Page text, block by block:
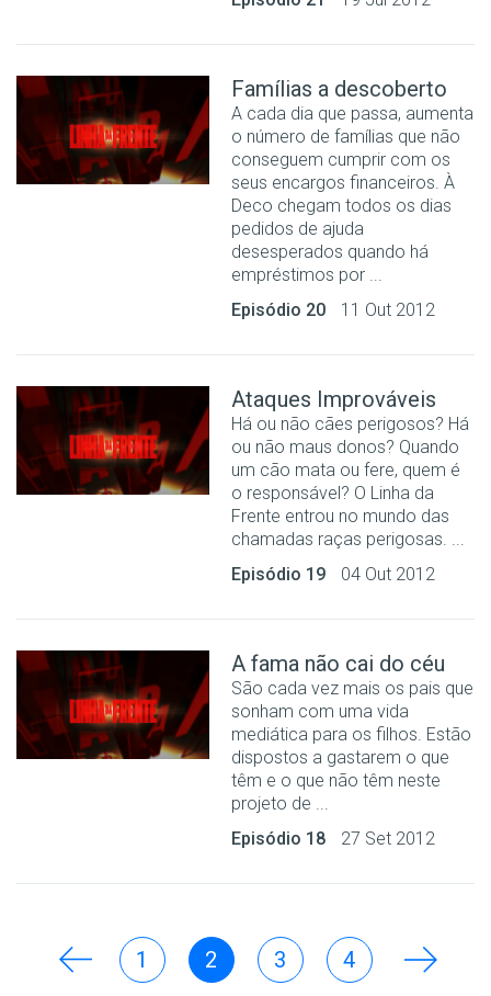
Famílias a descoberto
A cada dia que passa, aumenta
o número de famílias que não
conseguem cumprir com os
seus encargos financeiros. À
Deco chegam todos os dias
pedidos de ajuda
desesperados quando há
empréstimos por ...
Episódio 20
11 Out 2012
Ataques Improváveis
Há ou não cães perigosos? Há
ou não maus donos? Quando
um cão mata ou fere, quem é
o responsável? O Linha da
Frente entrou no mundo das
chamadas raças perigosas. ...
Episódio 19
04 Out 2012
A fama não cai do céu
São cada vez mais os pais que
sonham com uma vida
mediática para os filhos. Estão
dispostos a gastarem o que
têm e o que não têm neste
projeto de ...
Episódio 18
27 Set 2012
1 2 3 4